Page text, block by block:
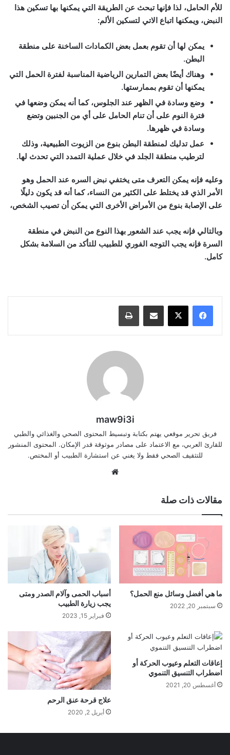
للأم الحامل، لذا فإنها تبحث عن الطريقة التي يمكنها بها تسكين هذا
النبض، ويمكنها اتباع الاتي لتسكين الألم:
يمكن لها أن تقوم بعمل بعض الكمادات الساخنة على منطقة
البطن.
وهناك أيضًا بعض التمارين الرياضية المناسبة لفترة الحمل التي
يمكنها أن تقوم بممارستها.
وضع وسادة في الظهر عند الجلوس، كما أنه يمكن وضعها في
فترة النوم على أن تنام الحامل على أي من الجنبين وتضع
وسادة في ظهرها.
عمل تدليك لمنطقة البطن بنوع من الزيوت الطبيعية، وذلك
لترطيب منطقة الجلد في خلال عملية التمدد التي تحدث لها.
وعليه فإنه يمكن التعرف متى يختفي نبض السره عند الحمل وهو
الأمر الذي قد يختلط على الكثير من النساء، كما أنه قد يكون دليلًا
على الإصابة بنوع من الأمراض الأخرى التي يمكن أن تصيب الشخص،
وبالتالي فإنه يجب عند الشعور بهذا النوع من النبض في منطقة
السرة فإنه يجب التوجه الفوري للطبيب للتأكد من السلامة بشكل
كامل.
مشاركة عبر البريد طباعة
maw9i3i
فريق تحرير موقعي يهتم بكتابة وتبسيط المحتوى الصحي والغذائي والطبي
للقارئ العربي، مع الاعتماد على مصادر موثوقة قدر الإمكان. المحتوى المنشور
للتثقيف الصحي فقط ولا يغني عن استشارة الطبيب أو المختص.
مقالات ذات صلة
ما هي أفضل وسائل منع الحمل؟
سبتمبر 20, 2022
أسباب الحمى وآلام الصدر ومتى
يجب زيارة الطبيب
فبراير 15, 2023
إعاقات التعلم وعيوب الحركة أو
اضطراب التنسيق التنموي
أغسطس 20, 2021
علاج قرحة عنق الرحم
أبريل 2, 2020